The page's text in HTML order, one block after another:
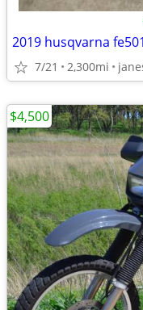
2019 husqvarna
7/21 2,300mi
$4,500